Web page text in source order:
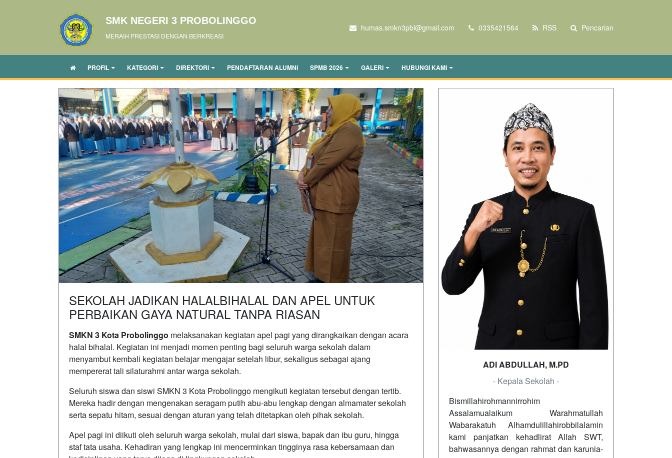
SMK NEGERI 3 PROBOLINGGO
MERAIH PRESTASI DENGAN BERKREASI
humas.smkn3pbl@gmail.com 0335421564 RSS Pencarian
PROFIL KATEGORI DIREKTORI PENDAFTARAN ALUMNI SPMB 2026 GALERI HUBUNGI KAMI
SEKOLAH JADIKAN HALALBIHALAL DAN APEL UNTUK
PERBAIKAN GAYA NATURAL TANPA RIASAN
SMKN 3 Kota Probolinggo melaksanakan kegiatan apel pagi yang dirangkaikan dengan acara
halal bihalal. Kegiatan ini menjadi momen penting bagi seluruh warga sekolah dalam
menyambut kembali kegiatan belajar mengajar setelah libur, sekaligus sebagai ajang
mempererat tali silaturahmi antar warga sekolah.
Seluruh siswa dan siswi SMKN 3 Kota Probolinggo mengikuti kegiatan tersebut dengan tertib.
Mereka hadir dengan mengenakan seragam putih abu-abu lengkap dengan almamater sekolah
serta sepatu hitam, sesuai dengan aturan yang telah ditetapkan oleh pihak sekolah.
Apel pagi ini diikuti oleh seluruh warga sekolah, mulai dari siswa, bapak dan ibu guru, hingga
staf tata usaha. Kehadiran yang lengkap ini mencerminkan tingginya rasa kebersamaan dan
ADI ABDULLAH, M.PD
- Kepala Sekolah -
Bismillahirohmannirrohim
Assalamualaikum Warahmatullah
Wabarakatuh Alhamdulillahirobbilalamin
kami panjatkan kehadlirat Allah SWT,
bahwasannya dengan rahmat dan karunia-